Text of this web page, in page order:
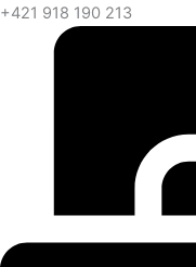
+421 918 190 213